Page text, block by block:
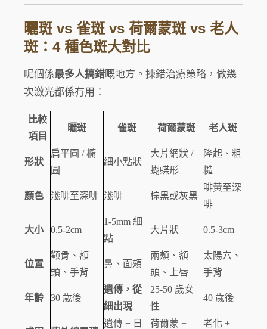
曬斑 vs 雀斑 vs 荷爾蒙斑 vs 老人
斑：4 種色斑大對比
呢個係最多人搞錯嘅地方。揀錯治療策略，做幾
次激光都係冇用：
比較
項目
曬斑 雀斑 荷爾蒙斑 老人斑
形狀
扁平圓 / 橢
圓
細小點狀
大片網狀 /
蝴蝶形
隆起、粗
糙
顏色 淺啡至深啡 淺啡 棕黑或灰黑
啡黃至深
啡
大小 0.5-2cm
1-5mm 細
點
大片狀 0.5-3cm
位置
顴骨、額
頭、手背
鼻、面頰
兩頰、額
頭、上唇
太陽穴、
手背
年齡 30 歲後
遺傳，從
細出現
25-50 歲女
性
40 歲後
遺傳 + 日 荷爾蒙 + 老化 +